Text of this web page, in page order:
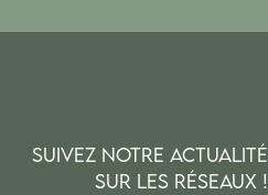
SUIVEZ NOTRE ACTUALITÉ
SUR LES RÉSEAUX !